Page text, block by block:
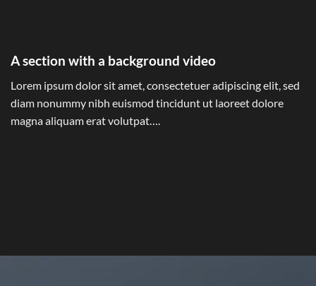
A section with a background video
Lorem ipsum dolor sit amet, consectetuer adipiscing elit, sed
diam nonummy nibh euismod tincidunt ut laoreet dolore
magna aliquam erat volutpat….